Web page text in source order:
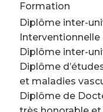
Formation
Diplôme inter-
Interventionnelle
Diplôme inter-
Diplôme
et maladies
Diplôme de